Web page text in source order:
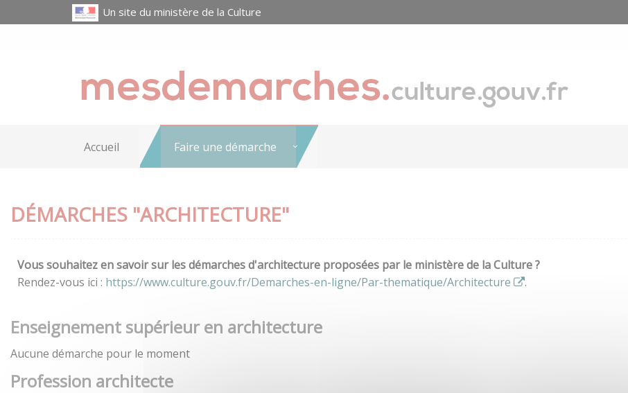
Un site du ministère de la Culture
Accueil Faire une démarche
DÉMARCHES "ARCHITECTURE"
Vous souhaitez en savoir sur les démarches d'architecture proposées par le ministère de la Culture ?
Rendez-vous ici : https://www.culture.gouv.fr/Demarches-en-ligne/Par-thematique/Architecture .
Enseignement supérieur en architecture
Aucune démarche pour le moment
Profession architecte